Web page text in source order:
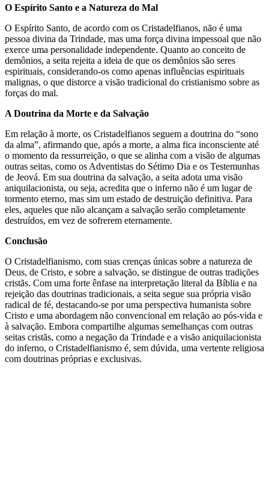
O Espírito Santo e a Natureza do Mal
O Espírito Santo, de acordo com os Cristadelfianos, não é uma
pessoa divina da Trindade, mas uma força divina impessoal que não
exerce uma personalidade independente. Quanto ao conceito de
demônios, a seita rejeita a ideia de que os demônios são seres
espirituais, considerando-os como apenas influências espirituais
malignas, o que distorce a visão tradicional do cristianismo sobre as
forças do mal.
A Doutrina da Morte e da Salvação
Em relação à morte, os Cristadelfianos seguem a doutrina do “sono
da alma”, afirmando que, após a morte, a alma fica inconsciente até
o momento da ressurreição, o que se alinha com a visão de algumas
outras seitas, como os Adventistas do Sétimo Dia e os Testemunhas
de Jeová. Em sua doutrina da salvação, a seita adota uma visão
aniquilacionista, ou seja, acredita que o inferno não é um lugar de
tormento eterno, mas sim um estado de destruição definitiva. Para
eles, aqueles que não alcançam a salvação serão completamente
destruídos, em vez de sofrerem eternamente.
Conclusão
O Cristadelfianismo, com suas crenças únicas sobre a natureza de
Deus, de Cristo, e sobre a salvação, se distingue de outras tradições
cristãs. Com uma forte ênfase na interpretação literal da Bíblia e na
rejeição das doutrinas tradicionais, a seita segue sua própria visão
radical de fé, destacando-se por uma perspectiva humanista sobre
Cristo e uma abordagem não convencional em relação ao pós-vida e
à salvação. Embora compartilhe algumas semelhanças com outras
seitas cristãs, como a negação da Trindade e a visão aniquilacionista
do inferno, o Cristadelfianismo é, sem dúvida, uma vertente religiosa
com doutrinas próprias e exclusivas.